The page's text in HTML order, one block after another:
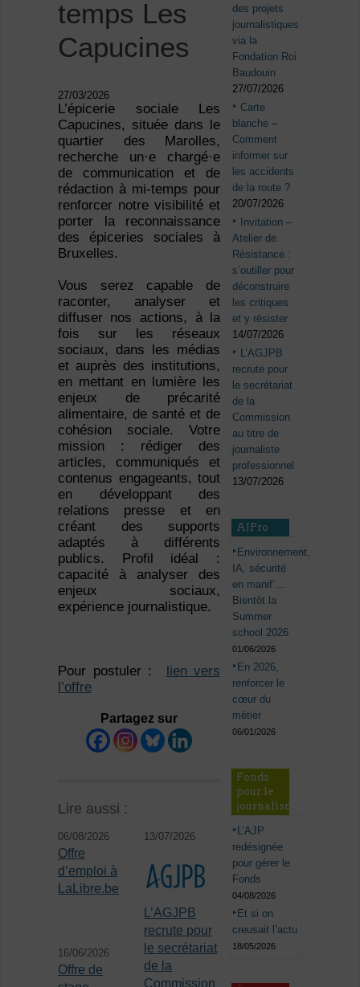
temps Les
Capucines
27/03/2026
L’épicerie sociale Les
Capucines, située dans le
quartier des Marolles,
recherche un·e chargé·e
de communication et de
rédaction à mi-temps pour
renforcer notre visibilité et
porter la reconnaissance
des épiceries sociales à
Bruxelles.
Vous serez capable de
raconter, analyser et
diffuser nos actions, à la
fois sur les réseaux
sociaux, dans les médias
et auprès des institutions,
en mettant en lumière les
enjeux de précarité
alimentaire, de santé et de
cohésion sociale. Votre
mission : rédiger des
articles, communiqués et
contenus engageants, tout
en développant des
relations presse et en
créant des supports
adaptés à différents
publics. Profil idéal :
capacité à analyser des
enjeux sociaux,
expérience journalistique.
Pour postuler :
lien vers
l’offre
Partagez sur
Lire aussi :
06/08/2026
Offre
d’emploi à
LaLibre.be
13/07/2026
L’AGJPB
recrute pour
le secrétariat
de la
Commission
16/06/2026
Offre de
des projets
journalistiques
via la
Fondation Roi
Baudouin
27/07/2026
Carte
blanche –
Comment
informer sur
les accidents
de la route ?
20/07/2026
Invitation –
Atelier de
Résistance :
s’outiller pour
déconstruire
les critiques
et y résister
14/07/2026
L’AGJPB
recrute pour
le secrétariat
de la
Commission
au titre de
journaliste
professionnel
13/07/2026
AJPro
Environnement,
IA, sécurité
en manif’…
Bientôt la
Summer
school 2026
01/06/2026
En 2026,
renforcer le
cœur du
métier
06/01/2026
Fonds
pour le
journalisme
L’AJP
redésignée
pour gérer le
Fonds
04/08/2026
Et si on
creusait l’actu
18/05/2026